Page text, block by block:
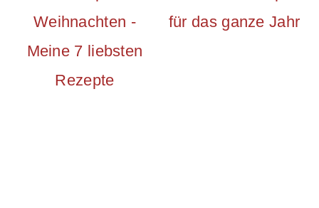
Weihnachten -
Meine 7 liebsten
Rezepte
für das ganze Jahr